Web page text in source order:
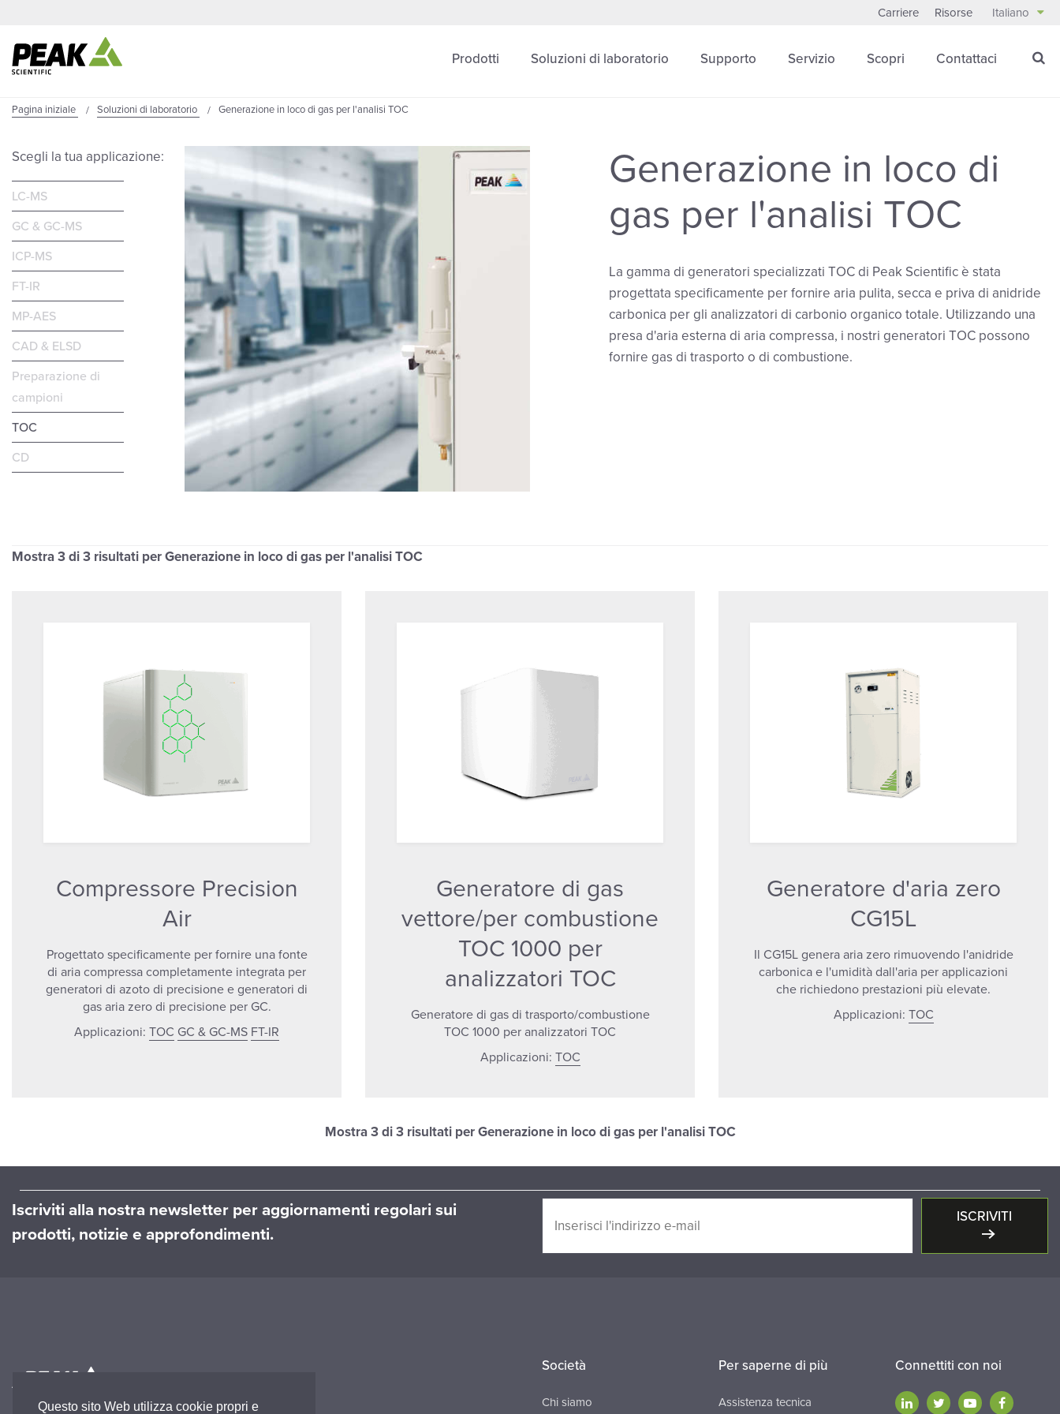
Questo sito Web utilizza cookie propri e
Carriere Risorse Italiano
Prodotti Soluzioni di laboratorio Supporto Servizio Scopri Contattaci
Pagina iniziale Soluzioni di laboratorio Generazione in loco di gas per l'analisi TOC
Scegli la tua applicazione:
LC-MS
GC & GC-MS
ICP-MS
FT-IR
MP-AES
CAD & ELSD
Preparazione di
campioni
TOC
CD
Generazione in loco di
gas per l'analisi TOC
La gamma di generatori specializzati TOC di Peak Scientific è stata
progettata specificamente per fornire aria pulita, secca e priva di anidride
carbonica per gli analizzatori di carbonio organico totale. Utilizzando una
presa d'aria esterna di aria compressa, i nostri generatori TOC possono
fornire gas di trasporto o di combustione.
Mostra3di 3 risultati per Generazione in loco di gas per l'analisi TOC
Compressore Precision
Air
Progettato specificamente per fornire una fonte
di aria compressa completamente integrata per
generatori di azoto di precisione e generatori di
gas aria zero di precisione per GC.
Applicazioni: TOC GC & GC-MS FT-IR
Generatore di gas
vettore/per combustione
TOC 1000 per
analizzatori TOC
Generatore di gas di trasporto/combustione
TOC 1000 per analizzatori TOC
Applicazioni: TOC
Generatore d'aria zero
CG15L
Il CG15L genera aria zero rimuovendo l'anidride
carbonica e l'umidità dall'aria per applicazioni
che richiedono prestazioni più elevate.
Applicazioni: TOC
Mostra3di 3 risultati per Generazione in loco di gas per l'analisi TOC
Iscriviti alla nostra newsletter per aggiornamenti regolari sui
prodotti, notizie e approfondimenti.
ISCRIVITI
A
Società
Chi siamo
Per saperne di più
Assistenza tecnica
Connettiti con noi